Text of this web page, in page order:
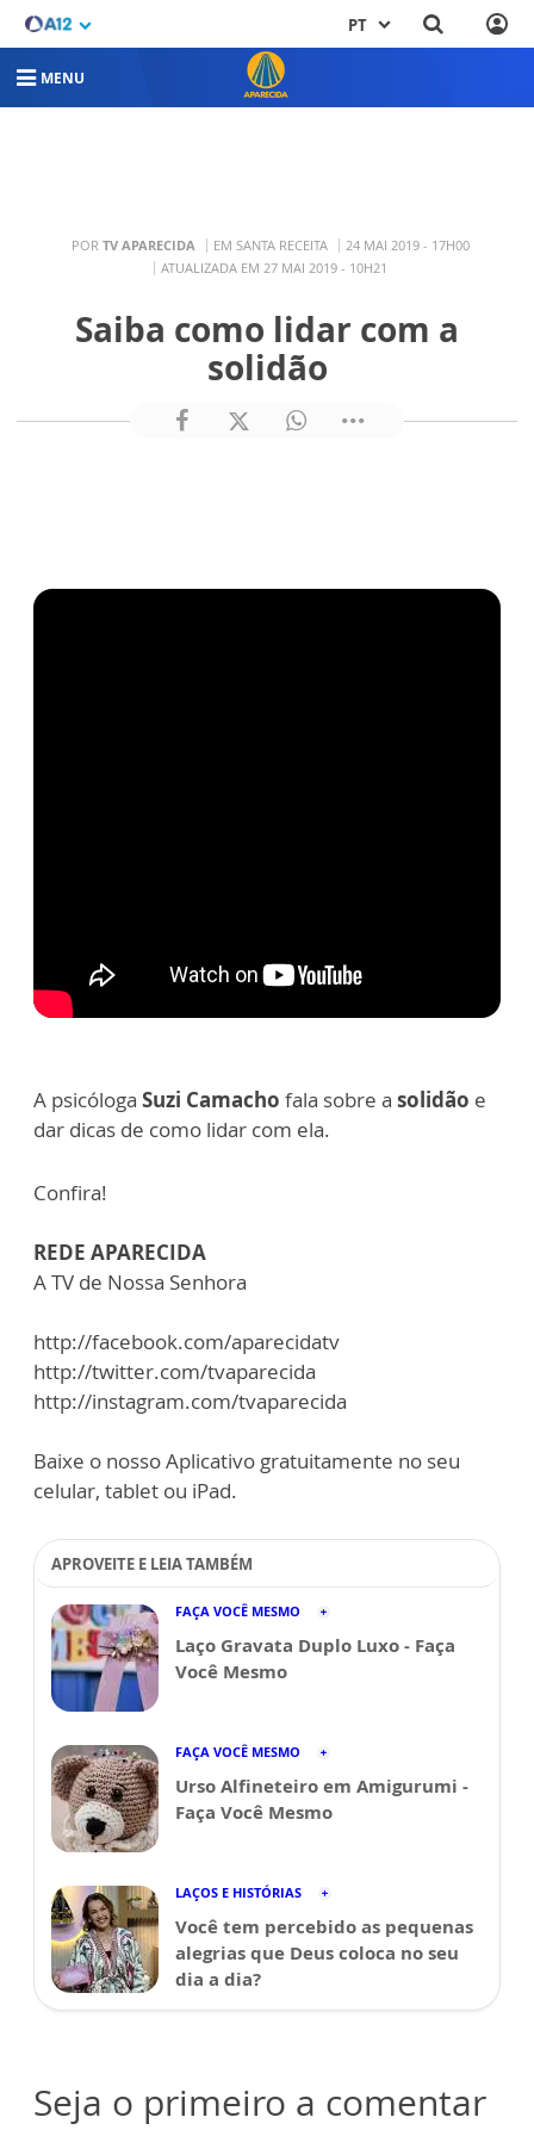
PT
MENU
POR TV APARECIDA EM SANTA RECEITA
24 MAI 2019 - 17H00
ATUALIZADA EM 27 MAI 2019 - 10H21
Saiba como lidar com a
solidão
A psicóloga Suzi Camacho fala sobre a solidão e
dar dicas de como lidar com ela.
Confira!
REDE APARECIDA
A TV de Nossa Senhora
http://facebook.com/aparecidatv
http://twitter.com/tvaparecida
http://instagram.com/tvaparecida
Baixe o nosso Aplicativo gratuitamente no seu
celular, tablet ou iPad.
APROVEITE E LEIA TAMBÉM
FAÇA VOCÊ MESMO
Laço Gravata Duplo Luxo - Faça
Você Mesmo
FAÇA VOCÊ MESMO
Urso Alfineteiro em Amigurumi -
Faça Você Mesmo
LAÇOS E HISTÓRIAS
Você tem percebido as pequenas
alegrias que Deus coloca no seu
dia a dia?
Seja o primeiro a comentar